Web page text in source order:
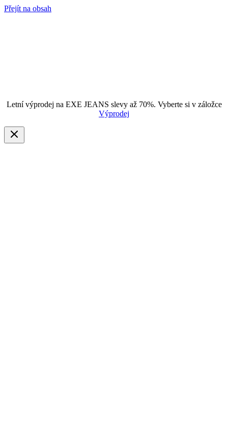
Přejít na obsah
Letní výprodej na EXE JEANS slevy až 70%. Vyberte si v záložce
Výprodej